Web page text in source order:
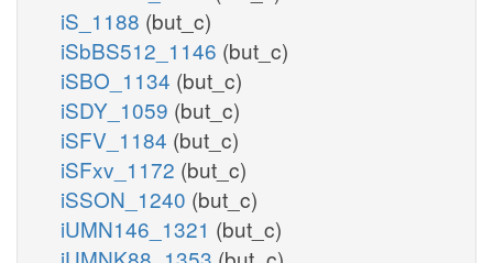
iS_1188 (but_c)
iSbBS512_1146 (but_c)
iSBO_1134 (but_c)
iSDY_1059 (but_c)
iSFV_1184 (but_c)
iSFxv_1172 (but_c)
iSSON_1240 (but_c)
iUMN146_1321 (but_c)